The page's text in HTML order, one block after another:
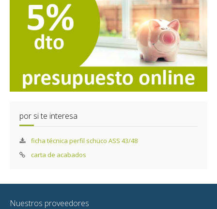
por si te interesa
ficha técnica perfil schüco ASS 43/48
carta de acabados
Nuestros proveedores